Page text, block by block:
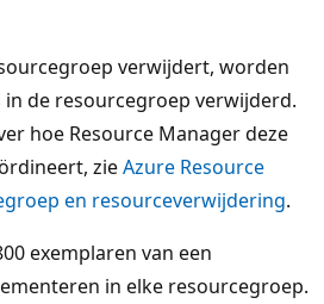
verwijdert, worden
de resourcegroep verwijderd.
hoe Resource Manager deze
zieAzure Resource
en resourceverwijdering.
exemplaren van een
in elke resourcegroep.